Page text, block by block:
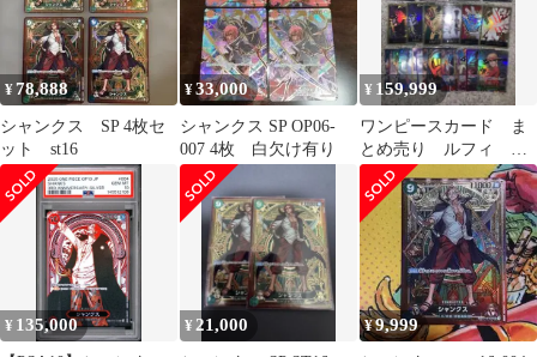
¥78,888
シャンクス SP 4枚セ
ット st16
¥33,000
シャンクス SP OP06-
007 4枚 白欠け有り
¥ 159,999
ワンピースカード ま
とめ売り ルフィ シ
ャンクス ハンコッ
ク SP 金ドン
¥ 135,000 ¥21,000 ¥9,999